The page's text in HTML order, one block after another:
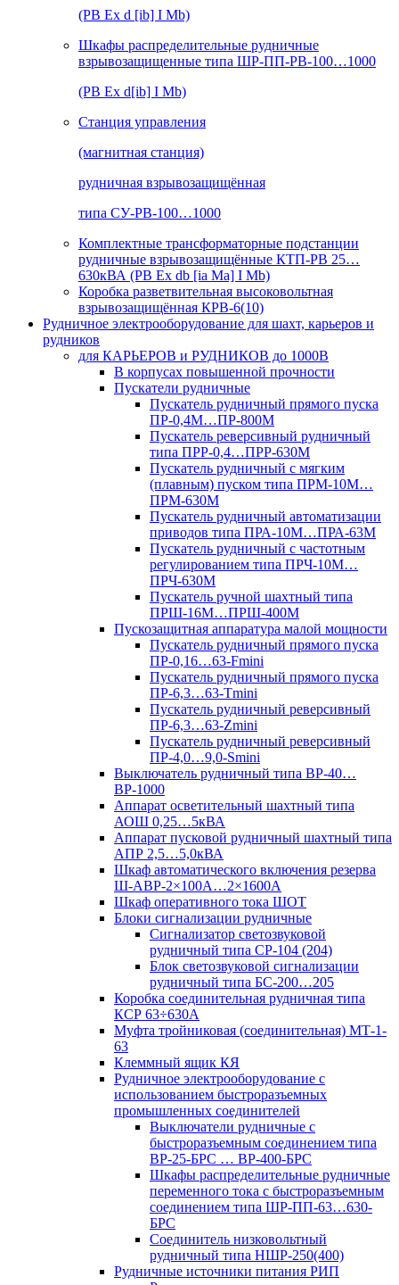
(РВ Ex d [ib] I Mb)
Шкафы распределительные рудничные
взрывозащищенные типа ШР-ПП-РВ-100…1000
(РВ Ex d[ib] I Mb)
Станция управления
(магнитная станция)
рудничная взрывозащищённая
типа СУ-РВ-100…1000
Комплектные трансформаторные подстанции
рудничные взрывозащищённые КТП-РВ 25…
630кВА (РВ Ex db [ia Ma] I Mb)
Коробка разветвительная высоковольтная
взрывозащищённая КРВ-6(10)
Рудничное электрооборудование для шахт, карьеров и
рудников
для КАРЬЕРОВ и РУДНИКОВ до 1000В
В корпусах повышенной прочности
Пускатели рудничные
Пускатель рудничный прямого пуска
ПР-0,4М…ПР-800М
Пускатель реверсивный рудничный
типа ПРР-0,4…ПРР-630М
Пускатель рудничный с мягким
(плавным) пуском типа ПРМ-10М…
ПРМ-630М
Пускатель рудничный автоматизации
приводов типа ПРА-10М…ПРА-63М
Пускатель рудничный с частотным
регулированием типа ПРЧ-10М…
ПРЧ-630М
Пускатель ручной шахтный типа
ПРШ-16М…ПРШ-400М
Пускозащитная аппаратура малой мощности
Пускатель рудничный прямого пуска
ПР-0,16…63-Fmini
Пускатель рудничный прямого пуска
ПР-6,3…63-Tmini
Пускатель рудничный реверсивный
ПР-6,3…63-Zmini
Пускатель рудничный реверсивный
ПР-4,0…9,0-Smini
Выключатель рудничный типа ВР-40…
ВР-1000
Аппарат осветительный шахтный типа
АОШ 0,25…5кВА
Аппарат пусковой рудничный шахтный типа
АПР 2,5…5,0кВА
Шкаф автоматического включения резерва
Ш-АВР-2×100А…2×1600А
Шкаф оперативного тока ШОТ
Блоки сигнализации рудничные
Сигнализатор светозвуковой
рудничный типа СР-104 (204)
Блок светозвуковой сигнализации
рудничный типа БС-200…205
Коробка соединительная рудничная типа
КСР 63÷630А
Муфта тройниковая (соединительная) МТ-1-
63
Клеммный ящик КЯ
Рудничное электрооборудование с
использованием быстроразъемных
промышленных соединителей
Выключатели рудничные с
быстроразъемным соединением типа
ВР-25-БРС … ВР-400-БРС
Шкафы распределительные рудничные
переменного тока с быстроразъемным
соединением типа ШР-ПП-63…630-
БРС
Соединитель низковольтный
рудничный типа НШР-250(400)
Рудничные источники питания РИП